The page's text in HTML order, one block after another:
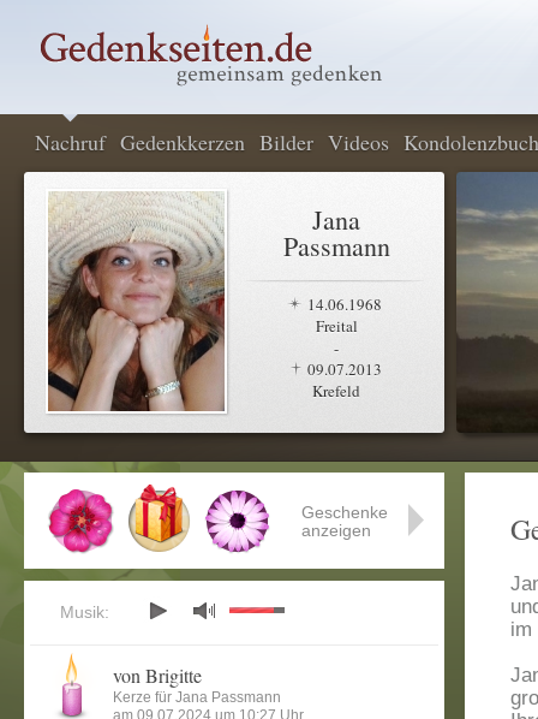
Nachruf Gedenkkerzen Bilder Videos Kondolenzbuch
Jana
Passmann
14.06.1968
Freital
-
09.07.2013
Krefeld
im
Geschenke
anzeigen
Musik:
von Brigitte
Kerze für Jana Passmann
am 09.07.2024 um 10:27 Uhr